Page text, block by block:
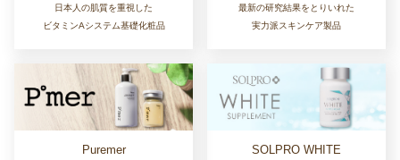
日本人の肌質を重視した
ビタミンAシステム基礎化粧品
最新の研究結果をとりいれた
実力派スキンケア製品
Puremer SOLPRO WHITE